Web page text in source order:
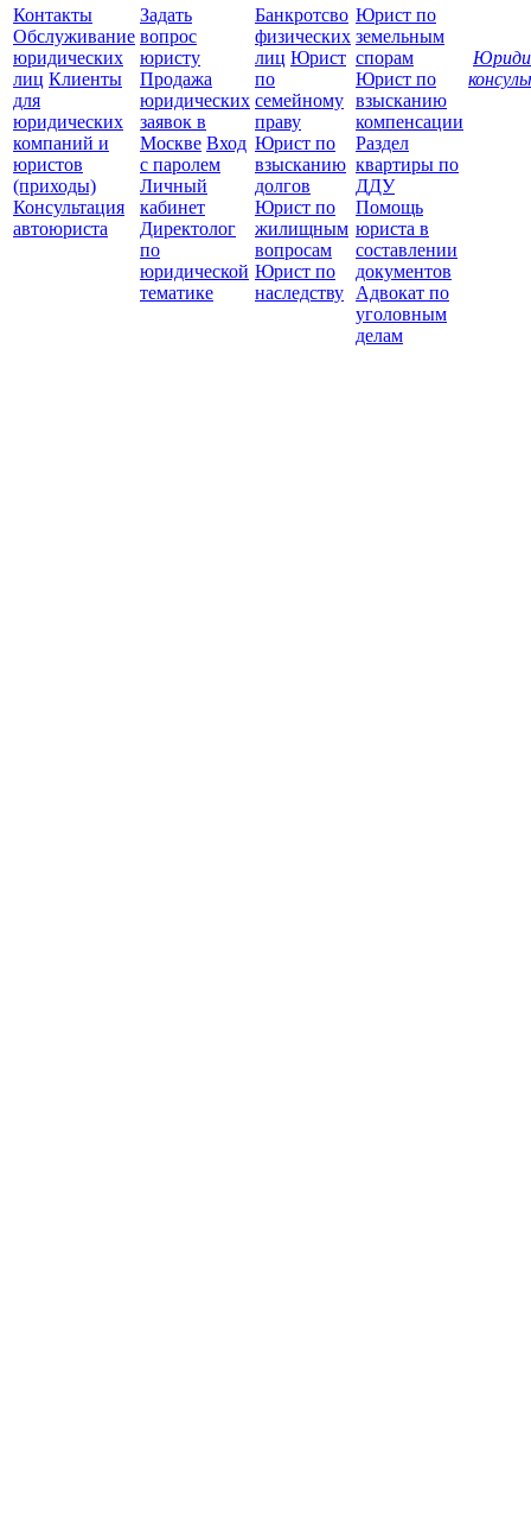
Контакты
Обслуживание
юридических
лиц Клиенты
для
юридических
компаний и
юристов
(приходы)
Консультация
автоюриста
Задать
вопрос
юристу
Продажа
юридических
заявок в
Москве Вход
с паролем
Личный
кабинет
Директолог
по
юридической
тематике
Банкротсво
физических
лиц Юрист
по
семейному
праву
Юрист по
взысканию
долгов
Юрист по
жилищным
вопросам
Юрист по
наследству
Юрист по
земельным
спорам
Юрист по
взысканию
компенсации
Раздел
квартиры по
ДДУ
Помощь
юриста в
составлении
документов
Адвокат по
уголовным
делам